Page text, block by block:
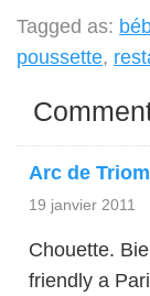
Tagged as:
poussette,
Arc de
19 janvier 2011
Chouette.
friendly a